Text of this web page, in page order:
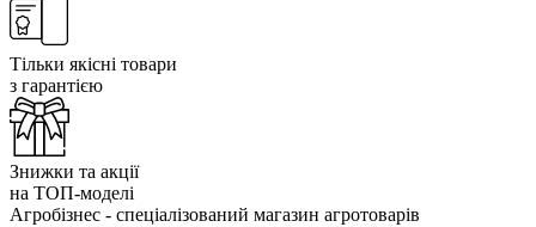
Тільки якісні товари
з гарантією
Знижки та акції
на ТОП-моделі
Агробізнес - спеціалізований магазин агротоварів